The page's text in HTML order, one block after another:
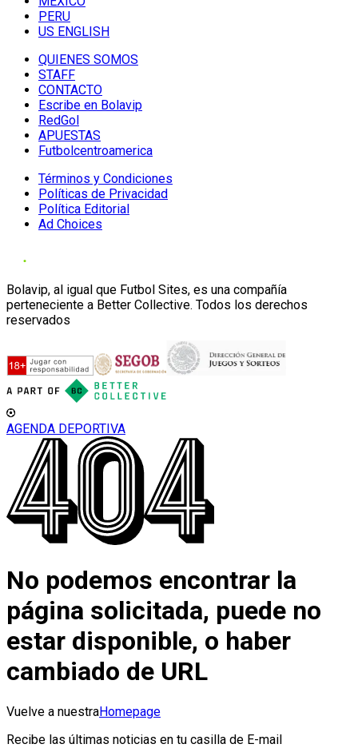
PERU
US ENGLISH
QUIENES SOMOS
STAFF
CONTACTO
Escribe en Bolavip
RedGol
APUESTAS
Futbolcentroamerica
Términos y Condiciones
Políticas de Privacidad
Política Editorial
Ad Choices
Bolavip, al igual que Futbol Sites, es una compañía
perteneciente a Better Collective. Todos los derechos
reservados
AGENDA DEPORTIVA
No podemos encontrar la
página solicitada, puede no
estar disponible, o haber
cambiado de URL
Vuelve a nuestraHomepage
Recibe las últimas noticias en tu casilla de E-mail